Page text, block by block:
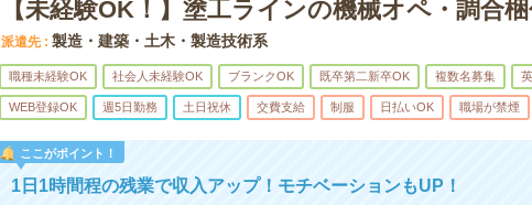
【未経験OK！】塗工ラインの機械オペ・調合
派遣先 製造・建築・土木・製造技術系
職種未経験OK 社会人未経験OK ブランクOK 既卒第二新卒OK 複数名募集
WEB登録OK 週5日勤務 土日祝休 交費支給 制服 日払いOK 職場が禁煙
ここがポイント！
1日1時間程の残業で収入アップ！モチベーションもUP！